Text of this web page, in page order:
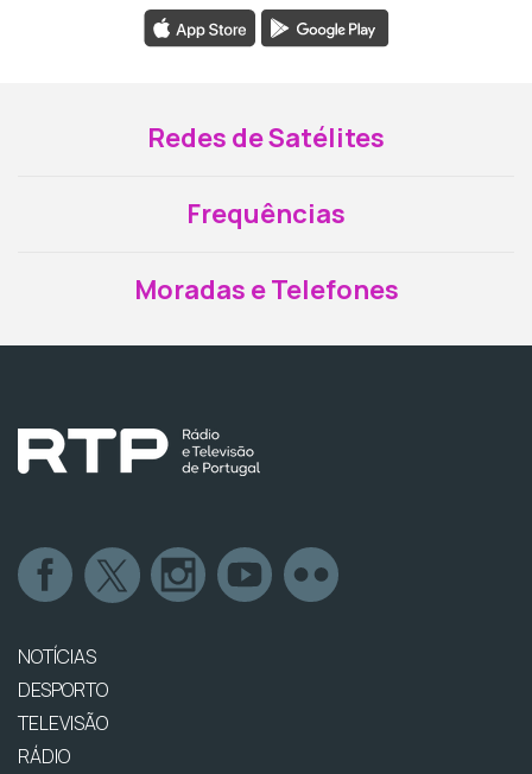
Redes de Satélites
Frequências
Moradas e Telefones
NOTÍCIAS
DESPORTO
TELEVISÃO
RÁDIO